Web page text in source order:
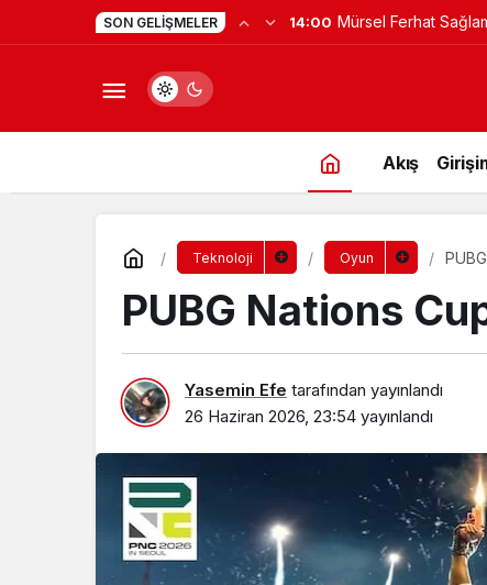
SON GELIŞMELER 0:23 Yapay Zekaya Hangi
Akış
Teknoloji Oyun
PUBG Nations
Yasemin Efe tarafından yayınlandı
26 Haziran 2026, 23:54 yayınlandı